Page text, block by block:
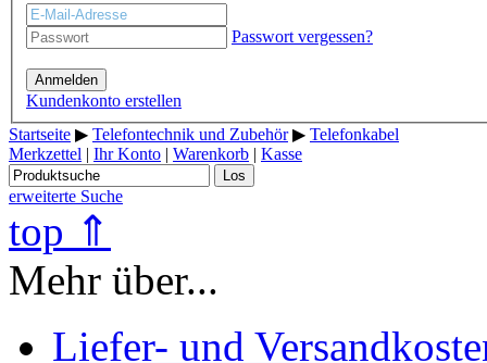
Passwort vergessen?
Anmelden
Kundenkonto erstellen
Startseite ▶ Telefontechnik und Zubehör▶ Telefonkabel
Merkzettel | Ihr Konto | Warenkorb | Kasse
Los
erweiterte Suche
top ⇑
Mehr über...
Liefer- und